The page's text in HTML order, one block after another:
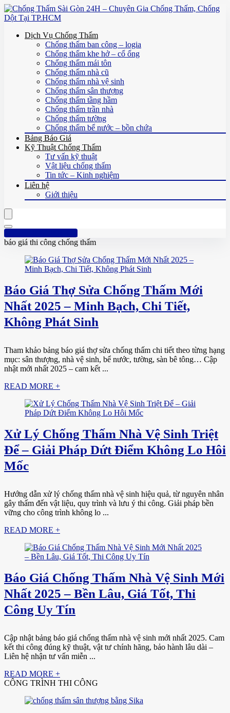
Dịch Vụ Chống Thấm
Chống thấm ban công – logia
Chống thấm khe hở – cổ ống
Chống thấm mái tôn
Chống thấm nhà cũ
Chống thấm nhà vệ sinh
Chống thấm sân thượng
Chống thấm tầng hầm
Chống thấm trần nhà
Chống thấm tường
Chống thấm bể nước – bồn chứa
Bảng Báo Giá
Kỹ Thuật Chống Thấm
Tư vấn kỹ thuật
Vật liệu chống thấm
Tin tức – Kinh nghiệm
Liên hệ
Giới thiệu
Hotline: 0961 894 472
báo giá thi công chống thấm
Báo Giá Thợ Sửa Chống Thấm Mới
Nhất 2025 – Minh Bạch, Chi Tiết,
Không Phát Sinh
Tham khảo bảng báo giá thợ sửa chống thấm chi tiết theo từng hạng
mục: sân thượng, nhà vệ sinh, bể nước, tường, sàn bê tông… Cập
nhật mới nhất 2025 – cam kết ...
READ MORE +
Xử Lý Chống Thấm Nhà Vệ Sinh Triệt
Để – Giải Pháp Dứt Điểm Không Lo Hôi
Mốc
Hướng dẫn xử lý chống thấm nhà vệ sinh hiệu quả, từ nguyên nhân
gây thấm đến vật liệu, quy trình và lưu ý thi công. Giải pháp bền
vững cho công trình không lo ...
READ MORE +
Báo Giá Chống Thấm Nhà Vệ Sinh Mới
Nhất 2025 – Bền Lâu, Giá Tốt, Thi
Công Uy Tín
Cập nhật bảng báo giá chống thấm nhà vệ sinh mới nhất 2025. Cam
kết thi công đúng kỹ thuật, vật tư chính hãng, bảo hành lâu dài –
Liên hệ nhận tư vấn miễn ...
READ MORE +
CÔNG TRÌNH THI CÔNG